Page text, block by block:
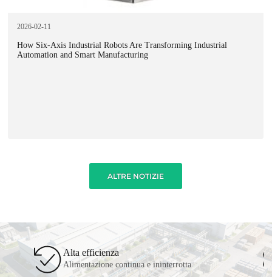
2026-02-11
How Six-Axis Industrial Robots Are Transforming Industrial
Automation and Smart Manufacturing
ALTRE NOTIZIE
Alta efficienza
Alimentazione continua e ininterrotta